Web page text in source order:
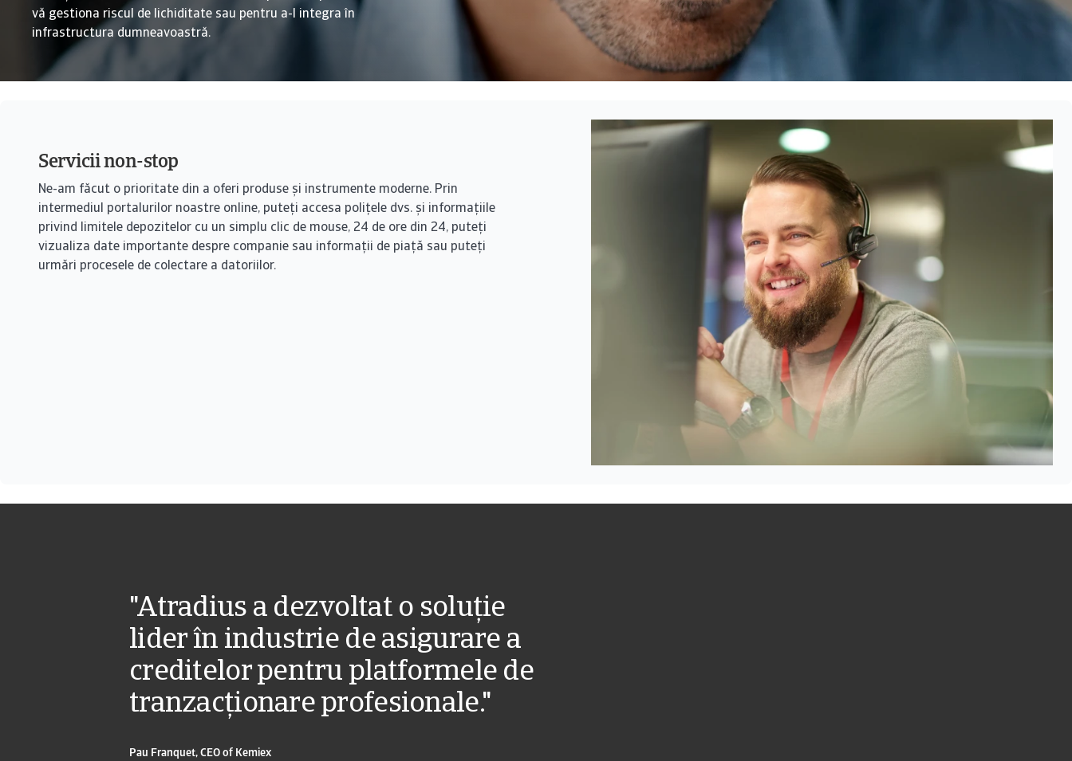
vă gestiona riscul de lichiditate sau pentru a-l integra în
infrastructura dumneavoastră.
Servicii non-stop
Ne-am făcut o prioritate din a oferi produse și instrumente moderne. Prin
intermediul portalurilor noastre online, puteți accesa polițele dvs. și informațiile
privind limitele depozitelor cu un simplu clic de mouse, 24 de ore din 24, puteți
vizualiza date importante despre companie sau informații de piață sau puteți
urmări procesele de colectare a datoriilor.
"Atradius a dezvoltat o soluție
lider în industrie de asigurare a
creditelor pentru platformele de
tranzacționare profesionale."
Pau Franquet, CEO of Kemiex